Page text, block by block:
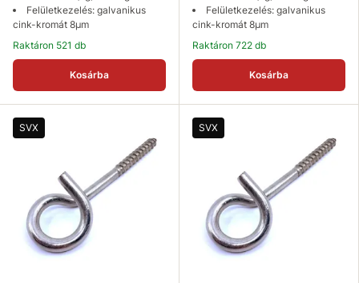
Felületkezelés: galvanikus
cink-kromát 8µm
Raktáron 521 db
Kosárba
Felületkezelés: galvanikus
cink-kromát 8µm
Raktáron 722 db
Kosárba
SVX SVX